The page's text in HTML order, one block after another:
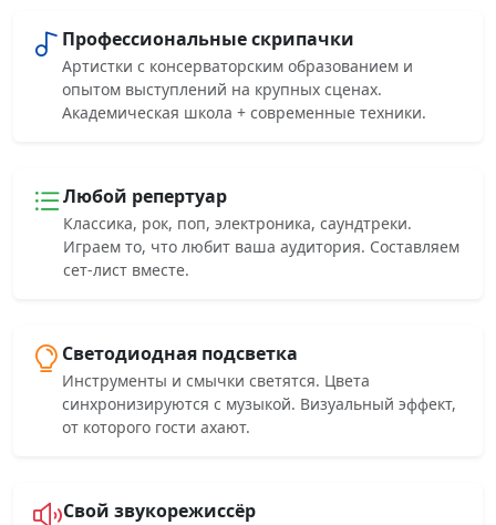
Профессиональные скрипачки
Артистки с консерваторским образованием и
опытом выступлений на крупных сценах.
Академическая школа + современные техники.
Любой репертуар
Классика, рок, поп, электроника, саундтреки.
Играем то, что любит ваша аудитория. Составляем
сет-лист вместе.
Светодиодная подсветка
Инструменты и смычки светятся. Цвета
синхронизируются с музыкой. Визуальный эффект,
от которого гости ахают.
Свой звукорежиссёр